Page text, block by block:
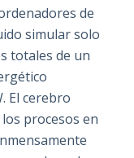
de
simular solo
totales de un
El cerebro
procesos en